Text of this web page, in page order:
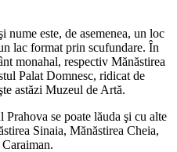
este, de asemenea, un loc
lac format prin scufundare. În
monahal, respectiv Mănăstirea
Palat Domnesc, ridicat de
astăzi Muzeul de Artă.
se poate lăuda şi cu alte
Sinaia, Mănăstirea Cheia,